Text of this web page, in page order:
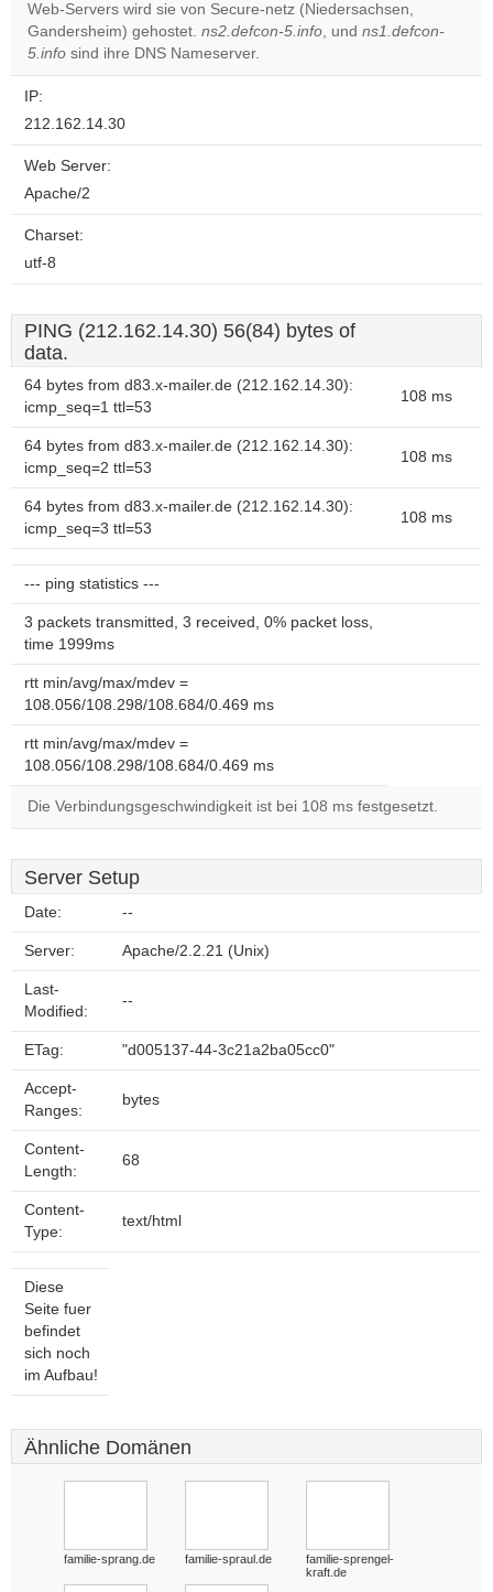
Do you
own this
OK
Web-Servers wird sie von Secure-netz (Niedersachsen,
Gandersheim) gehostet. ns2.defcon-5.info, und ns1.defcon-
5.info sind ihre DNS Nameserver.
IP:
212.162.14.30
Web Server:
Apache/2
Charset:
utf-8
PING (212.162.14.30) 56(84) bytes of
data.
64 bytes from d83.x-mailer.de (212.162.14.30):
icmp_seq=1 ttl=53
108 ms
64 bytes from d83.x-mailer.de (212.162.14.30):
icmp_seq=2 ttl=53
108 ms
64 bytes from d83.x-mailer.de (212.162.14.30):
icmp_seq=3 ttl=53
108 ms
--- ping statistics ---
3 packets transmitted, 3 received, 0% packet loss,
time 1999ms
rtt min/avg/max/mdev =
108.056/108.298/108.684/0.469 ms
rtt min/avg/max/mdev =
108.056/108.298/108.684/0.469 ms
Die Verbindungsgeschwindigkeit ist bei 108 ms festgesetzt.
Server Setup
Date: --
Server: Apache/2.2.21 (Unix)
Last-
Modified:
--
ETag: "d005137-44-3c21a2ba05cc0"
Accept-
Ranges:
bytes
Content-
Length:
68
Content-
Type:
text/html
Diese
Seite fuer
befindet
sich noch
im Aufbau!
Ähnliche Domänen
familie-sprang.de familie-spraul.de
familie-sprengel-
kraft.de